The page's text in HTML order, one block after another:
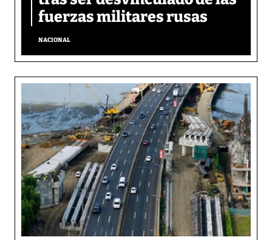
fuerzas militares rusas
NACIONAL